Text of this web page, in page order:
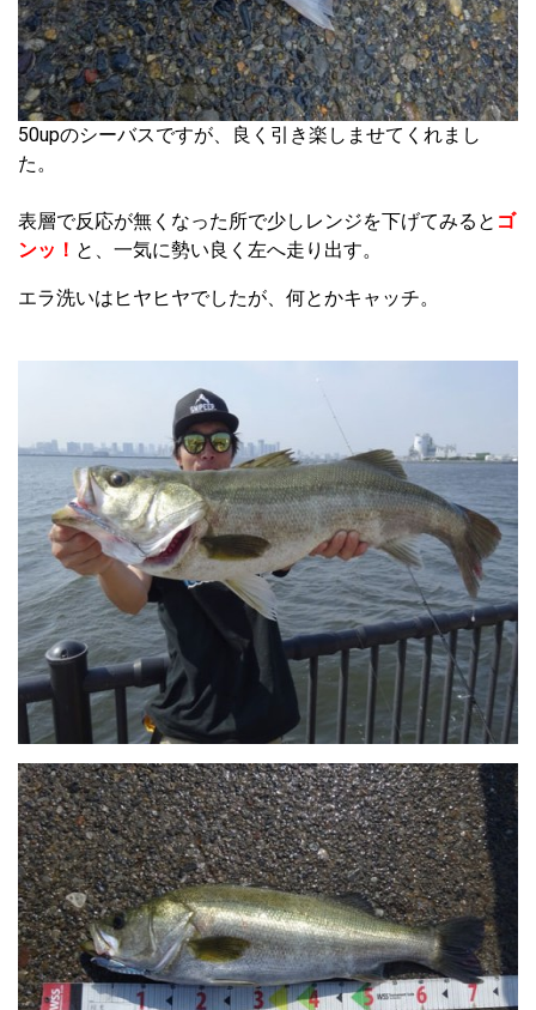
50upのシーバスですが、良く引き楽しませてくれまし
た。
表層で反応が無くなった所で少しレンジを下げてみると ゴ
ンッ！ と、一気に勢い良く左へ走り出す。
エラ洗いはヒヤヒヤでしたが、何とかキャッチ。